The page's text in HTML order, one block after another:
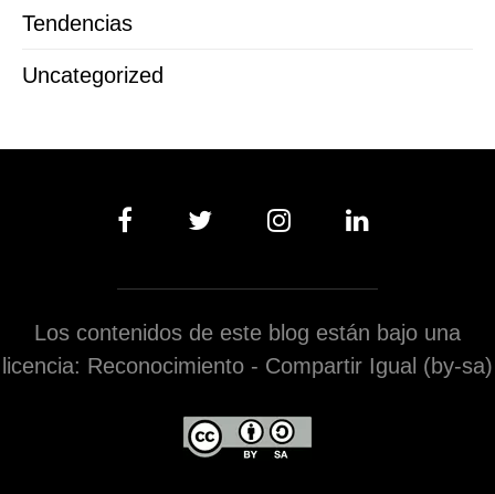
Tendencias
Uncategorized
Los contenidos de este blog están bajo una
licencia: Reconocimiento - Compartir Igual (by-sa)